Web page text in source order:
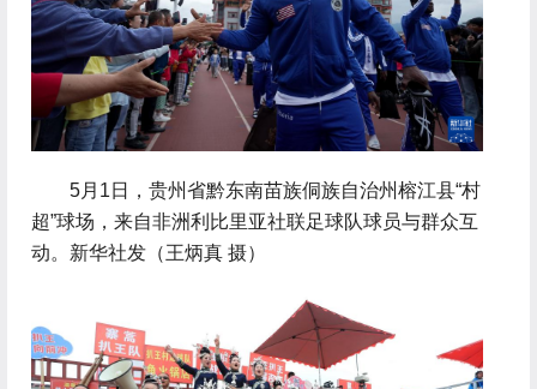
5月1日，贵州省黔东南苗族侗族自治州榕江县“村
超”球场，来自非洲利比里亚社联足球队球员与群众互
动。新华社发（王炳真 摄）